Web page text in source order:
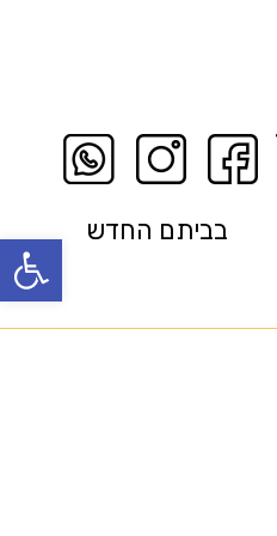
פתח בביתם החדש